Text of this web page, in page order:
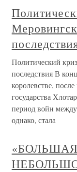
Политический
последствия В
королевстве,
государства
период войн
однако, стала